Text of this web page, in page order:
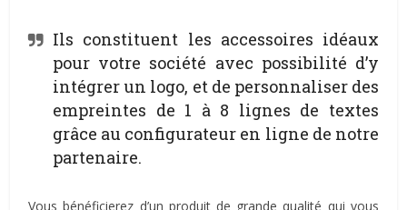
Ils constituent les accessoires idéaux
pour votre société avec possibilité d’y
intégrer un logo, et de personnaliser des
empreintes de 1 à 8 lignes de textes
grâce au configurateur en ligne de notre
partenaire.
Vous bénéficierez d’un produit de grande qualité qui vous